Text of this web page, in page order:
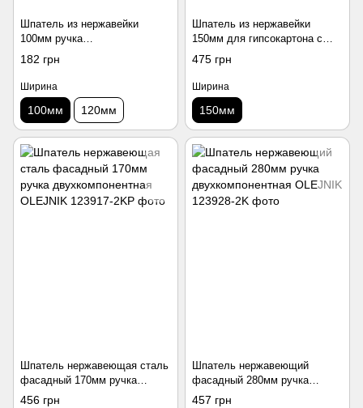
Шпатель из нержавейки
100мм ручка
двухкомпонентная OLEJNIK
182 грн
Ширина
100мм 120мм
Шпатель из нержавейки
150мм для гипсокартона с
битой ручка
двухкомпонентная OLEJNIK
475 грн
Ширина
150мм
Шпатель нержавеющая сталь
фасадный 170мм ручка
двухкомпонентная OLEJNIK
456 грн
Шпатель нержавеющий
фасадный 280мм ручка
двухкомпонентная OLEJNIK
457 грн